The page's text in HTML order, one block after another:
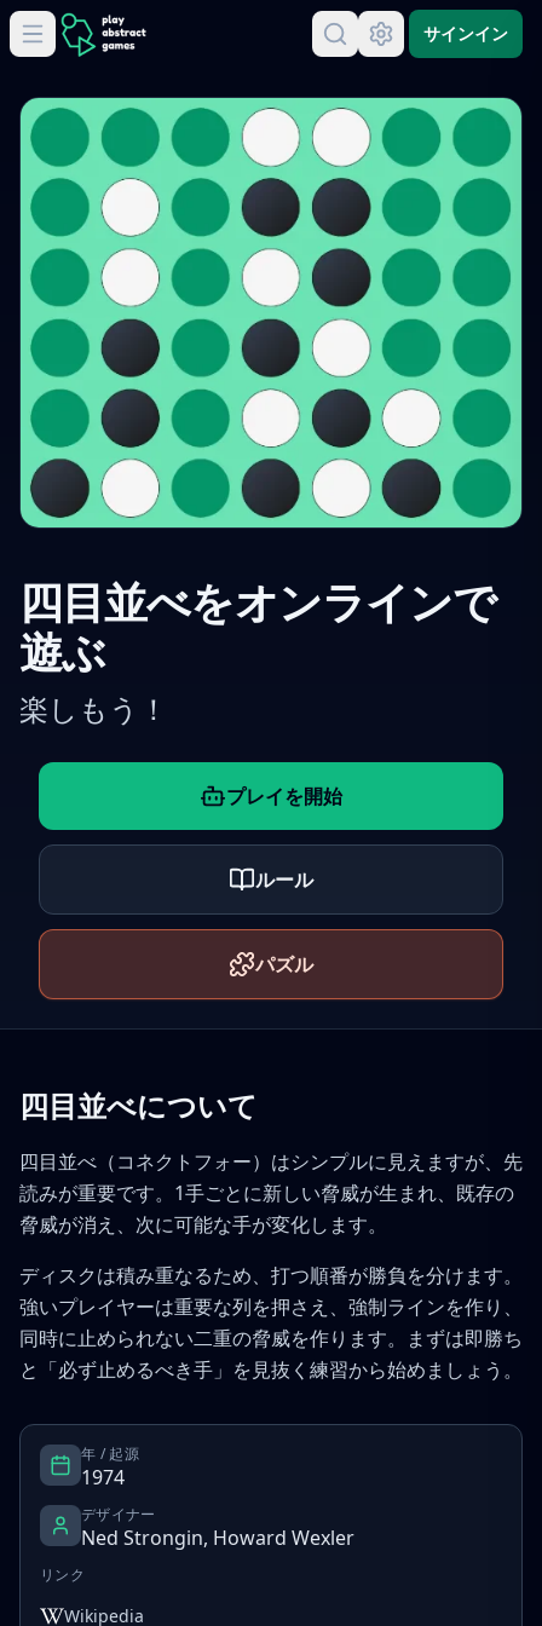
サインイン
四目並べをオンラインで
遊ぶ
楽しもう！
プレイを開始
ルール
パズル
四目並べについて
四目並べ（コネクトフォー）はシンプルに見えますが、先
読みが重要です。1手ごとに新しい脅威が生まれ、既存の
脅威が消え、次に可能な手が変化します。
ディスクは積み重なるため、打つ順番が勝負を分けます。
強いプレイヤーは重要な列を押さえ、強制ラインを作り、
同時に止められない二重の脅威を作ります。まずは即勝ち
と「必ず止めるべき手」を見抜く練習から始めましょう。
年 / 起源
1974
デザイナー
Ned Strongin, Howard Wexler
リンク
Wikipedia